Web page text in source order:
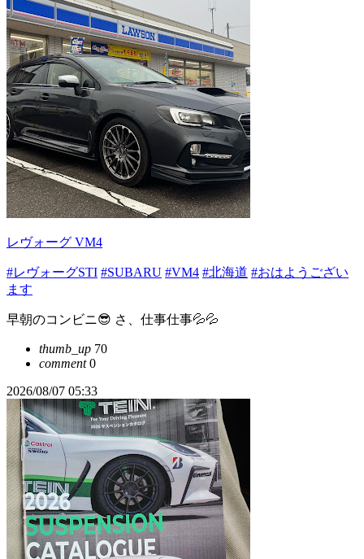
レヴォーグ VM4
#レヴォーグSTI #SUBARU #VM4 #北海道 #おはようござい
ます
早朝のコンビニ😎 さ、仕事仕事💦💦
thumb_up 70
comment0
2026/08/07 05:33